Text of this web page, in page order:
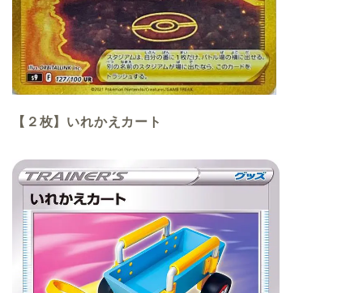
【２枚】いれかえカート